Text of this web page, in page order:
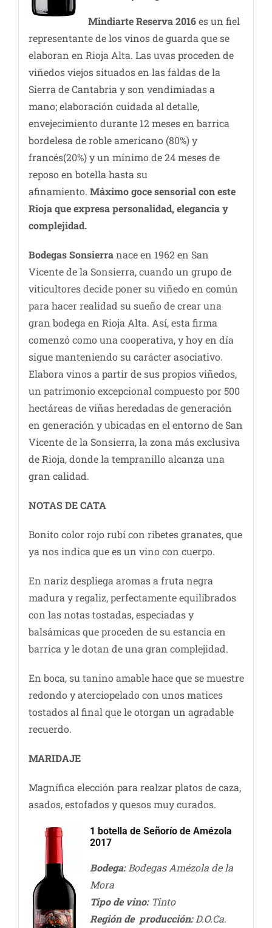
Mindiarte Reserva 2016es un fiel
representante de los vinos de guarda que se
elaboran en Rioja Alta. Las uvas proceden de
viñedos viejos situados en las faldas de la
Sierra de Cantabria y son vendimiadas a
mano; elaboración cuidada al detalle,
envejecimiento durante 12 meses en barrica
bordelesa de roble americano (80%) y
francés(20%) y un mínimo de 24 meses de
reposo en botella hasta su
afinamiento. Máximo goce sensorial con este
Rioja que expresa personalidad, elegancia y
complejidad.
Bodegas Sonsierranace en 1962 en San
Vicente de la Sonsierra, cuando un grupo de
viticultores decide poner su viñedo en común
para hacer realidad su sueño de crear una
gran bodega en Rioja Alta. Así, esta firma
comenzó como una cooperativa, y hoy en día
sigue manteniendo su carácter asociativo.
Elabora vinos a partir de sus propios viñedos,
un patrimonio excepcional compuesto por 500
hectáreas de viñas heredadas de generación
en generación y ubicadas en el entorno de San
Vicente de la Sonsierra, la zona más exclusiva
de Rioja, donde la tempranillo alcanza una
gran calidad.
NOTAS DE CATA
Bonito color rojo rubí con ribetes granates, que
ya nos indica que es un vino con cuerpo.
En nariz despliega aromas a fruta negra
madura y regaliz, perfectamente equilibrados
con las notas tostadas, especiadas y
balsámicas que proceden de su estancia en
barrica y le dotan de una gran complejidad.
En boca, su tanino amable hace que se muestre
redondo y aterciopelado con unos matices
tostados al final que le otorgan un agradable
recuerdo.
MARIDAJE
Magnífica elección para realzar platos de caza,
asados, estofados y quesos muy curados.
1 botella de Señorío de Amézola
2017
Bodega:Bodegas Amézola de la
Mora
Tipo de vino:Tinto
Región de producción:D.O.Ca.